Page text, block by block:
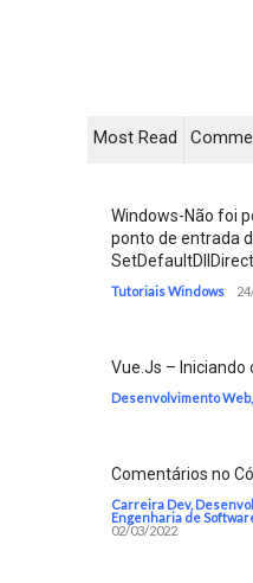
Most Read
Windows-Não foi
ponto de entrada
Tutoriais Windows
Vue.Js – Iniciando
Desenvolvimento Web,
Comentários no
Carreira Dev,
Engenharia de
02/03/2022